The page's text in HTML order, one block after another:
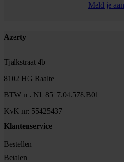
Meld je aan
Footer
Azerty
Tjalkstraat 4b
8102 HG Raalte
BTW nr: NL 8517.04.578.B01
KvK nr: 55425437
Klantenservice
Bestellen
Betalen